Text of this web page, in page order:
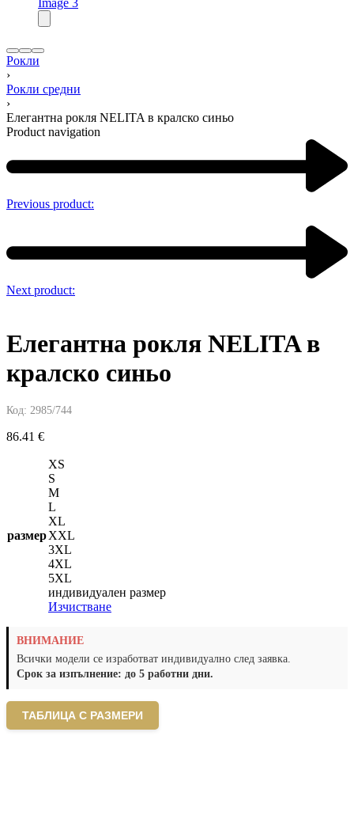
Рокли
›
Рокли средни
›
Елегантна рокля NELITA в кралско синьо
Product navigation
Previous product:
Next product:
Елегантна рокля NELITA в
кралско синьо
Код: 2985/744
86.41 €
размер
XS
S
M
L
XL
XXL
3XL
4XL
5XL
индивидуален размер
Изчистване
ВНИМАНИЕ
Всички модели се изработват индивидуално след заявка.
Срок за изпълнение: до 5 работни дни.
ТАБЛИЦА С РАЗМЕРИ